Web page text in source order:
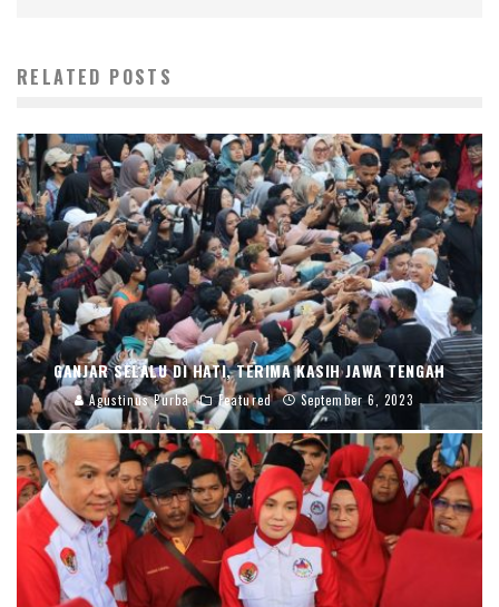
RELATED POSTS
GANJAR SELALU DI HATI, TERIMA KASIH JAWA TENGAH
Agustinus Purba Featured September 6, 2023